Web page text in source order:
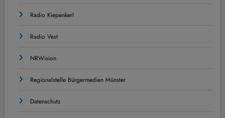
Radio Kiepenkerl
Radio Vest
NRWision
Regionalstelle Bürgermedien Münster
Datenschutz